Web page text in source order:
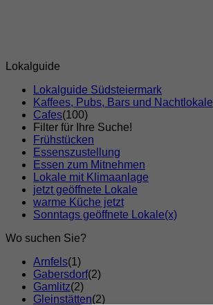
Lokalguide
Lokalguide Südsteiermark
Kaffees, Pubs, Bars und Nachtlokale
Cafes(100)
Filter für Ihre Suche!
Frühstücken
Essenszustellung
Essen zum Mitnehmen
Lokale mit Klimaanlage
jetzt geöffnete Lokale
warme Küche jetzt
Sonntags geöffnete Lokale(x)
Wo suchen Sie?
Arnfels(1)
Gabersdorf(2)
Gamlitz(2)
Gleinstätten(2)